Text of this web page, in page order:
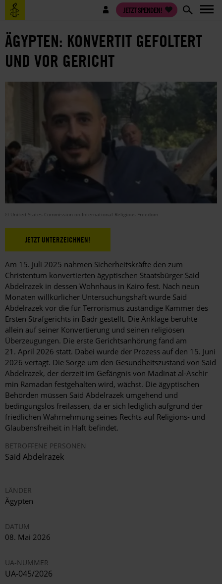
Direkt
zum
Benutzermenü JETZT SPENDEN!
ÄGYPTEN: KONVERTIT GEFOLTERT
UND VOR GERICHT
© United States Commission on International Religious Freedom
JETZT UNTERZEICHNEN!
Am 15. Juli 2025 nahmen Sicherheitskräfte den zum
Christentum konvertierten ägyptischen Staatsbürger Said
Abdelrazek in dessen Wohnhaus in Kairo fest. Nach neun
Monaten willkürlicher Untersuchungshaft wurde Said
Abdelrazek vor die für Terrorismus zuständige Kammer des
Ersten Strafgerichts in Badr gestellt. Die Anklage beruhte
allein auf seiner Konvertierung und seinen religiösen
Überzeugungen. Die erste Gerichtsanhörung fand am
21. April 2026 statt. Dabei wurde der Prozess auf den 15. Juni
2026 vertagt. Die Sorge um den Gesundheitszustand von Said
Abdelrazek, der derzeit im Gefängnis von Madinat al-Aschir
min Ramadan festgehalten wird, wächst. Die ägyptischen
Behörden müssen Said Abdelrazek umgehend und
bedingungslos freilassen, da er sich lediglich aufgrund der
friedlichen Wahrnehmung seines Rechts auf Religions- und
Glaubensfreiheit in Haft befindet.
BETROFFENE PERSONEN
Said Abdelrazek
LÄNDER
Ägypten
DATUM
08. Mai 2026
UA-NUMMER
UA-045/2026